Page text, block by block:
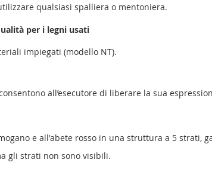
qualsiasi spalliera o mentoniera.
per i legni usati
impiegati (modello NT).
all’esecutore di liberare la sua
e all'abete rosso in una struttura a 5 strati,
gli strati non sono visibili.